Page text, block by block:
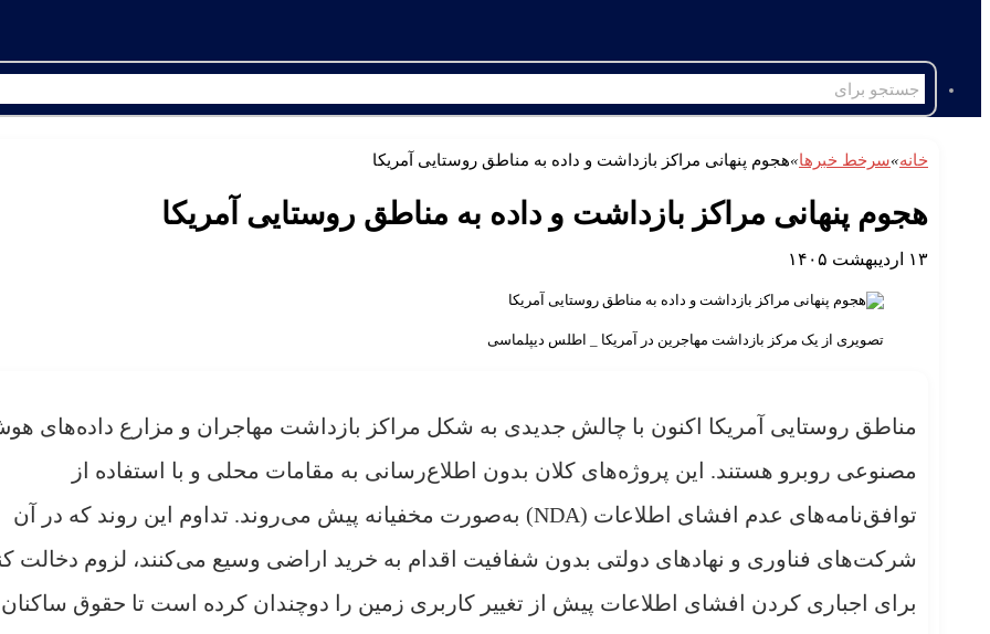
خانه»سرخط خبرها»هجوم پنهانی مراکز بازداشت و داده به مناطق روستایی آمریکا
هجوم پنهانی مراکز بازداشت و داده به مناطق روستایی آمریکا
۱۳ اردیبهشت ۱۴۰۵
تصویری از یک مرکز بازداشت مهاجرین در آمریکا _ اطلس دیپلماسی
مناطق روستایی آمریکا اکنون با چالش جدیدی به شکل مراکز بازداشت مهاجران و مزارع داده‌های
مصنوعی روبرو هستند. این پروژه‌های کلان بدون اطلاع‌رسانی به مقامات محلی و با استفاده از
توافق‌نامه‌های عدم افشای اطلاعات (NDA) به‌صورت مخفیانه پیش می‌روند. تداوم این روند که در آن
شرکت‌های فناوری و نهادهای دولتی بدون شفافیت اقدام به خرید اراضی وسیع می‌کنند، لزوم دخالت
برای اجباری کردن افشای اطلاعات پیش از تغییر کاربری زمین را دوچندان کرده است تا حقوق ساکنان